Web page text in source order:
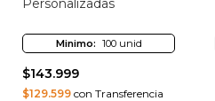
Personalizadas
Minimo: 100 unid
$143.999
$129.599 con Transferencia